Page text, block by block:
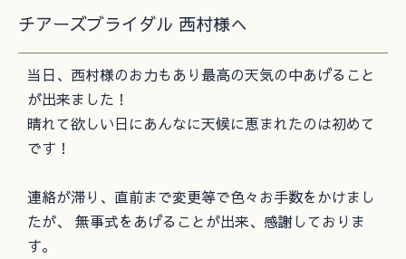
チアーズブライダル 西村様へ
当日、西村様のお力もあり最高の天気の中あげること
が出来ました！
晴れて欲しい日にあんなに天候に恵まれたのは初めて
です！
連絡が滞り、直前まで変更等で色々お手数をかけまし
たが、 無事式をあげることが出来、感謝しておりま
す。